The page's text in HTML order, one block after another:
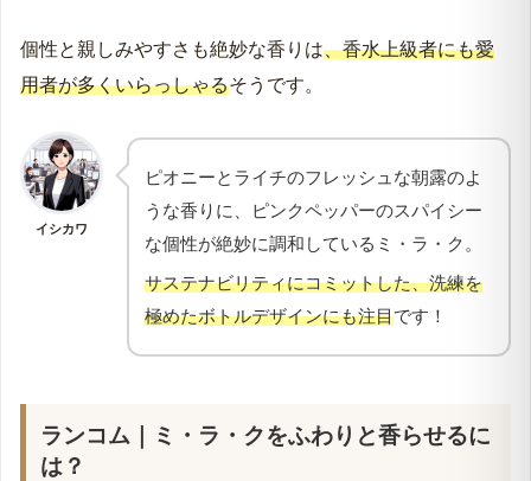
個性と親しみやすさも絶妙な香りは、香水上級者にも愛
用者が多くいらっしゃるそうです。
イシカワ
ピオニーとライチのフレッシュな朝露のよ
うな香りに、ピンクペッパーのスパイシー
な個性が絶妙に調和しているミ・ラ・ク。
サステナビリティにコミットした、洗練を
極めたボトルデザインにも注目です！
ランコム｜ミ・ラ・クをふわりと香らせるに
は？